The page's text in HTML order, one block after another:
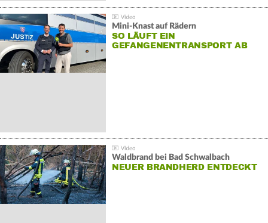
Mini-Knast auf Rädern
SO LÄUFT EIN
GEFANGENENTRANSPORT AB
Waldbrand bei Bad Schwalbach
NEUER BRANDHERD ENTDECKT